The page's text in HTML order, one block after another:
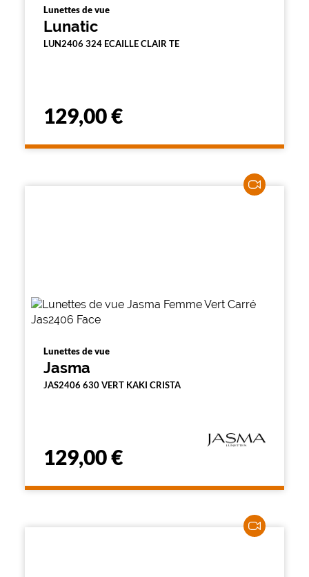
Lunettes de vue
Lunatic
LUN2406 324 ECAILLE CLAIR TE
129,00 €
Lunettes de vue
Jasma
JAS2406 630 VERT KAKI CRISTA
129,00 €